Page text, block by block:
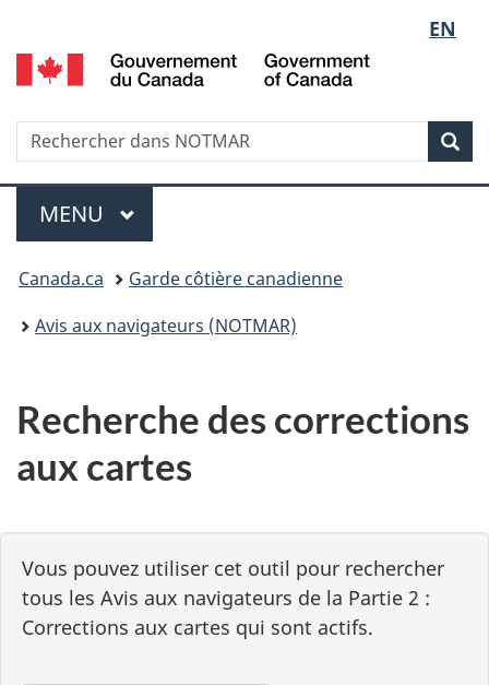
au
contenu
la
HTML
la
langue
EN
of
Recherche
Rechercher
dans
NOTMAR
Menu
MENU PRINCIPAL
Vous
êtes
Canada.ca
Garde côtière canadienne
Avis aux navigateurs (NOTMAR)
Recherche des corrections
aux cartes
Vous pouvez utiliser cet outil pour rechercher
tous les Avis aux navigateurs de la Partie 2 :
Corrections aux cartes qui sont actifs.